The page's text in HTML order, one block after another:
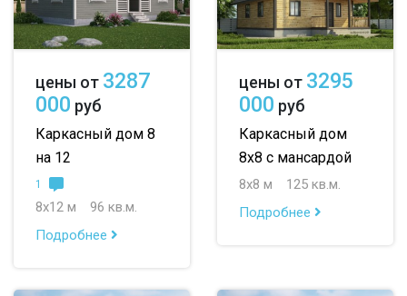
цены от 3287
000 руб
Каркасный дом 8
на 12
1
8х12 м
96 кв.м.
Подробнее
цены от 3295
000 руб
Каркасный дом
8х8 с мансардой
8х8 м
125 кв.м.
Подробнее